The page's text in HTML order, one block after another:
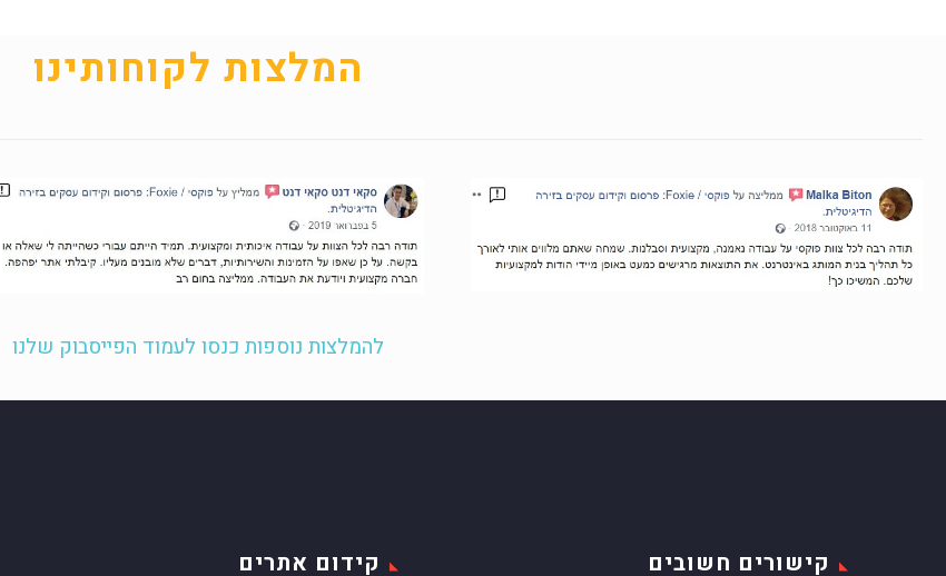
המלצות לקוחותינו
להמלצות נוספות כנסו לעמוד הפייסבוק שלנו
קידום אתרים קישורים חשובים